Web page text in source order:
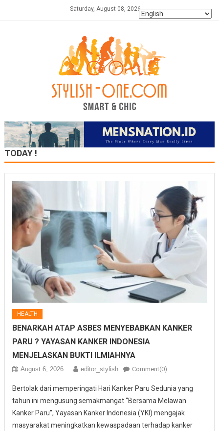
Saturday, August 08, 2026
TODAY !
HEALTH
BENARKAH ATAP ASBES MENYEBABKAN KANKER
PARU ? YAYASAN KANKER INDONESIA
MENJELASKAN BUKTI ILMIAHNYA
August 6, 2026 editor_stylish Comment(0)
Bertolak dari memperingati Hari Kanker Paru Sedunia yang
tahun ini mengusung semakmangat “Bersama Melawan
Kanker Paru”, Yayasan Kanker Indonesia (YKI) mengajak
masyarakat meningkatkan kewaspadaan terhadap kanker